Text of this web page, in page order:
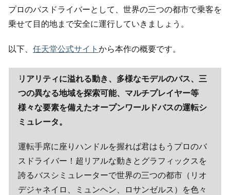
プロのバスドライバーとして、世界の三つの都市で乗客を
乗せて目的地まで安全に運行していきましょう。
以下、 任天堂公式サイト から本作の概要です。
リアリティに溢れる動き、多様なモデルのバス、三
つの異なる地域を探索可能、マルチプレイヤー等
様々な要素を備えたオープンワールドバスの運転シ
ミュレータ。
運転手席に座りハンドルを握れば君はもうプロのバ
スドライバー！超リアルな動きとグラフィックスを
誇るバスシミュレーターで世界の三つの都市（リオ
デジャネイロ、ミュンヘン、ロサンゼルス）を色々